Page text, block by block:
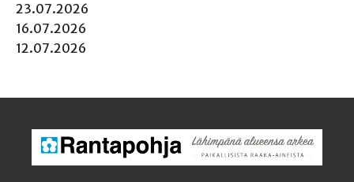
23.07.2026
16.07.2026
12.07.2026